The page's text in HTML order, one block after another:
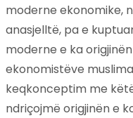
moderne ekonomike,
anasjelltë, pa e
moderne e ka
ekonomistëve
keqkonceptim me
ndriçojmë origjinën e